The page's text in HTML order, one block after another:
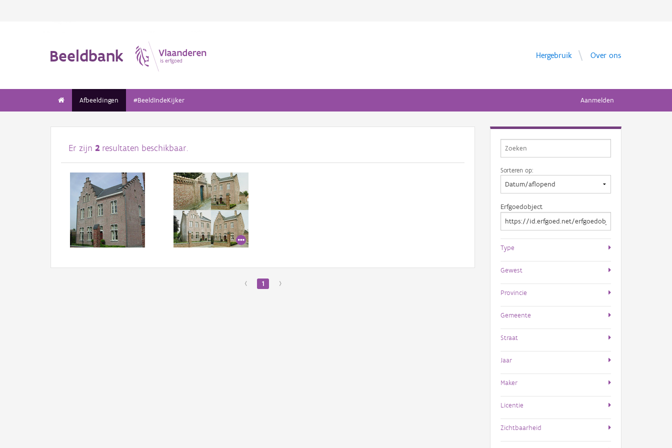
Beeldbank Hergebruik Over ons
Afbeeldingen #BeeldIndeKijker Aanmelden
Er zijn 2 resultaten beschikbaar.
‹ 1 ›
Sorteren op:
Erfgoedobject
Type
Gewest
Provincie
Gemeente
Straat
Jaar
Maker
Licentie
Zichtbaarheid